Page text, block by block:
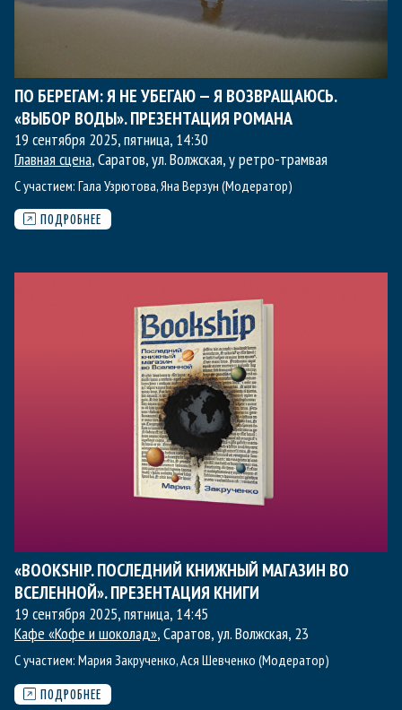
ПО БЕРЕГАМ: Я НЕ УБЕГАЮ — Я ВОЗВРАЩАЮСЬ.
«ВЫБОР ВОДЫ». ПРЕЗЕНТАЦИЯ РОМАНА
19 сентября 2025, пятница, 14:30
Главная сцена, Саратов, ул. Волжская, у ретро-трамвая
С участием: Гала Узрютова,Яна Верзун (Модератор)
ПОДРОБНЕЕ
«BOOKSHIP. ПОСЛЕДНИЙ КНИЖНЫЙ МАГАЗИН ВО
ВСЕЛЕННОЙ». ПРЕЗЕНТАЦИЯ КНИГИ
19 сентября 2025, пятница, 14:45
Кафе «Кофе и шоколад», Саратов, ул. Волжская, 23
С участием: Мария Закрученко,Ася Шевченко (Модератор)
ПОДРОБНЕЕ